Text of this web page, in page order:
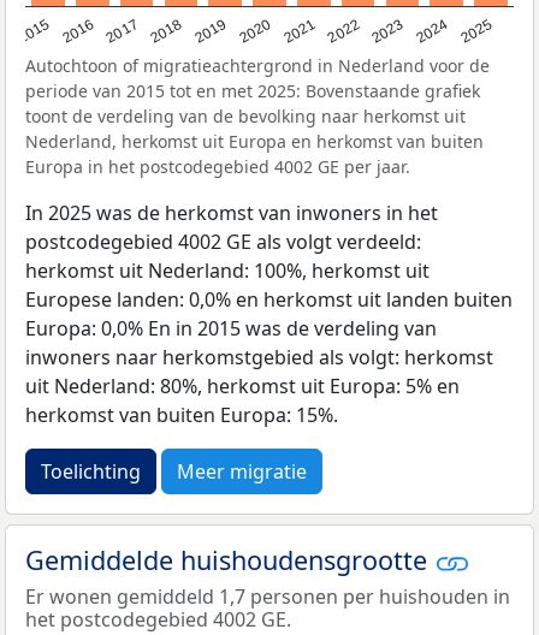
2015 2016 2017 2018 2019 2020 2021 2022 2023 2024 2025
Autochtoon of migratieachtergrond in Nederland voor de
periode van 2015 tot en met 2025: Bovenstaande grafiek
toont de verdeling van de bevolking naar herkomst uit
Nederland, herkomst uit Europa en herkomst van buiten
Europa in het postcodegebied 4002 GE per jaar.
In 2025 was de herkomst van inwoners in het
postcodegebied 4002 GE als volgt verdeeld:
herkomst uit Nederland: 100%, herkomst uit
Europese landen: 0,0% en herkomst uit landen buiten
Europa: 0,0% En in 2015 was de verdeling van
inwoners naar herkomstgebied als volgt: herkomst
uit Nederland: 80%, herkomst uit Europa: 5% en
herkomst van buiten Europa: 15%.
Toelichting Meer migratie
Gemiddelde huishoudensgrootte
Er wonen gemiddeld 1,7 personen per huishouden in
het postcodegebied 4002 GE.